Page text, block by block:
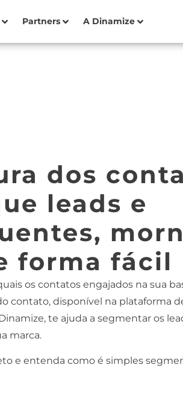
Partners A Dinamize
dos
leads e
forma fácil
os contatos engajados na sua
contato, disponível na plataforma
te ajuda a segmentar os
marca.
e entenda como é simples